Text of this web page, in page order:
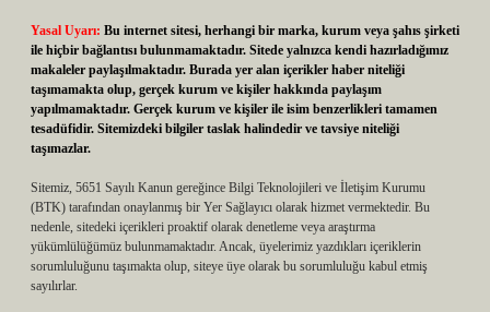
Yasal Uyarı: Bu internet sitesi, herhangi bir marka, kurum veya şahıs şirketi
ile hiçbir bağlantısı bulunmamaktadır. Sitede yalnızca kendi hazırladığımız
makaleler paylaşılmaktadır. Burada yer alan içerikler haber niteliği
taşımamakta olup, gerçek kurum ve kişiler hakkında paylaşım
yapılmamaktadır. Gerçek kurum ve kişiler ile isim benzerlikleri tamamen
tesadüfidir. Sitemizdeki bilgiler taslak halindedir ve tavsiye niteliği
taşımazlar.
Sitemiz, 5651 Sayılı Kanun gereğince Bilgi Teknolojileri ve İletişim Kurumu
(BTK) tarafından onaylanmış bir Yer Sağlayıcı olarak hizmet vermektedir. Bu
nedenle, sitedeki içerikleri proaktif olarak denetleme veya araştırma
yükümlülüğümüz bulunmamaktadır. Ancak, üyelerimiz yazdıkları içeriklerin
sorumluluğunu taşımakta olup, siteye üye olarak bu sorumluluğu kabul etmiş
sayılırlar.